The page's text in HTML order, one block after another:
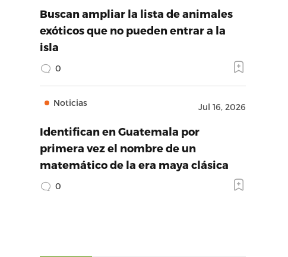
Buscan ampliar la lista de animales
exóticos que no pueden entrar a la
isla
0
Noticias Jul 16, 2026
Identifican en Guatemala por
primera vez el nombre de un
matemático de la era maya clásica
0